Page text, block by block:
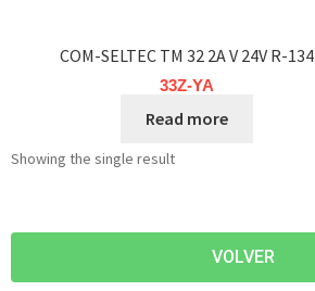
COM-SELTEC TM 32 2A V 24V R-134
33Z-YA
Read more
Showing the single result
VOLVER